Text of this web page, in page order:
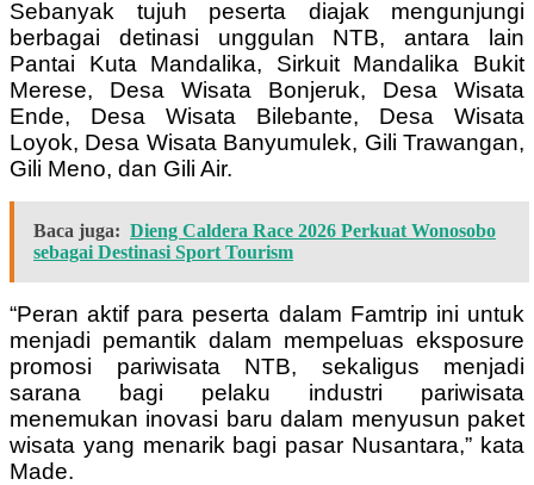
Sebanyak tujuh peserta diajak mengunjungi
berbagai detinasi unggulan NTB, antara lain
Pantai Kuta Mandalika, Sirkuit Mandalika Bukit
Merese, Desa Wisata Bonjeruk, Desa Wisata
Ende, Desa Wisata Bilebante, Desa Wisata
Loyok, Desa Wisata Banyumulek, Gili Trawangan,
Gili Meno, dan Gili Air.
Baca juga: Dieng Caldera Race 2026 Perkuat Wonosobo
sebagai Destinasi Sport Tourism
“Peran aktif para peserta dalam Famtrip ini untuk
menjadi pemantik dalam mempeluas eksposure
promosi pariwisata NTB, sekaligus menjadi
sarana bagi pelaku industri pariwisata
menemukan inovasi baru dalam menyusun paket
wisata yang menarik bagi pasar Nusantara,” kata
Made.